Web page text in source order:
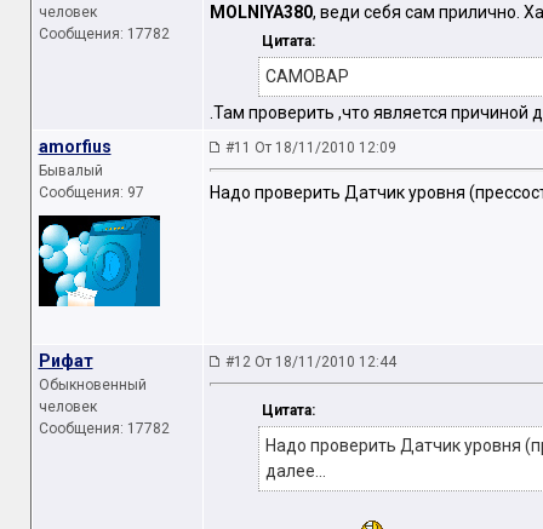
человек
Сообщения: 17782
MOLNIYA380, веди себя сам прилично.
Цитата:
САМОВАР
.Там проверить ,что является
amorfius
Бывалый
Сообщения: 97
#11 От 18/11/2010 12:09
Надо проверить Датчик уровня
Рифат
Обыкновенный
человек
Сообщения: 17782
#12 От 18/11/2010 12:44
Цитата:
Надо проверить Датчик уровня
далее...